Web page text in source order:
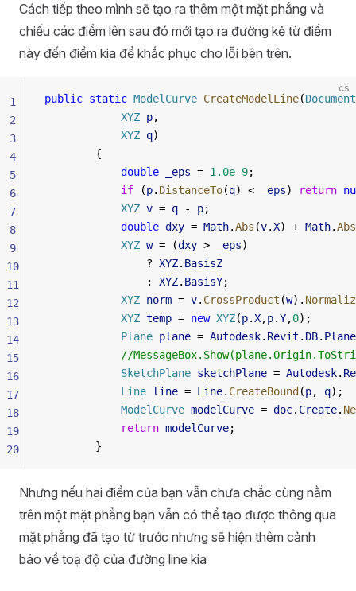
Cách tiếp theo mình sẽ tạo ra thêm một mặt phẳng và
chiếu các điểm lên sau đó mới tạo ra đường kẻ từ điểm
này đến điểm kia để khắc phục cho lỗi bên trên.
cs
public static ModelCurve CreateModelLine(Document
            XYZ
p,
            XYZ
q)
        {
            double
_eps = 1.0e-9;
            if
(p. DistanceTo(q) < _eps) return
            XYZ
v = q - p;
            double
dxy = Math.Abs (v.X) + Math.Abs
            XYZ
w = (dxy > _eps)
                ?
XYZ. BasisZ
                :
XYZ. BasisY;
            XYZ
norm = v. CrossProduct (w).
            XYZ
temp = new XYZ(p.X,p.Y,0);
            Plane
plane = Autodesk. Revit . DB. Plane
//
            SketchPlane
sketchPlane = Autodesk.
            Line
line = Line. CreateBound (p, q);
            ModelCurve
modelCurve = doc. Create.
            return
modelCurve;
        }
1
2
3
4
5
6
7
8
9
10
11
12
13
14
15
16
17
18
19
20
Nhưng nếu hai điểm của bạn vẫn chưa chắc cùng nằm
trên một mặt phẳng bạn vẫn có thể tạo được thông qua
mặt phẳng đã tạo từ trước nhưng sẽ hiện thêm cảnh
báo về toạ độ của đường line kia